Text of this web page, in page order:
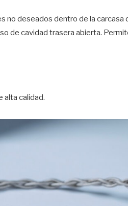
no deseados dentro de la carcasa
de cavidad trasera abierta.
alta calidad.